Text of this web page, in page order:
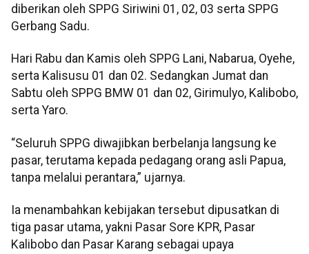
diberikan oleh SPPG Siriwini 01, 02, 03 serta SPPG
Gerbang Sadu.
Hari Rabu dan Kamis oleh SPPG Lani, Nabarua, Oyehe,
serta Kalisusu 01 dan 02. Sedangkan Jumat dan
Sabtu oleh SPPG BMW 01 dan 02, Girimulyo, Kalibobo,
serta Yaro.
“Seluruh SPPG diwajibkan berbelanja langsung ke
pasar, terutama kepada pedagang orang asli Papua,
tanpa melalui perantara,” ujarnya.
Ia menambahkan kebijakan tersebut dipusatkan di
tiga pasar utama, yakni Pasar Sore KPR, Pasar
Kalibobo dan Pasar Karang sebagai upaya